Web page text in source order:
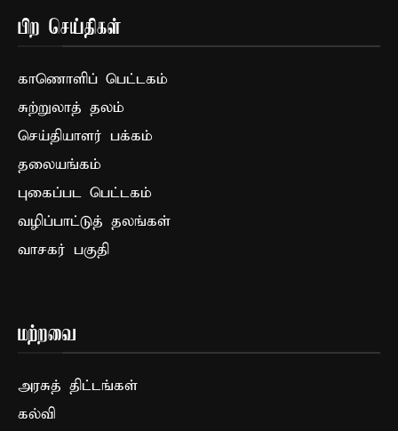
பிற செய்திகள்
காணொளிப் பெட்டகம்
சுற்றுலாத் தலம்
செய்தியாளர் பக்கம்
தலையங்கம்
புகைப்பட பெட்டகம்
வழிப்பாட்டுத் தலங்கள்
வாசகர் பகுதி
மற்றவை
அரசுத் திட்டங்கள்
கல்வி